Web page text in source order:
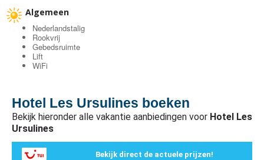
Algemeen
Nederlandstalig
Rookvrij
Gebedsruimte
Lift
WiFi
Hotel Les Ursulines boeken
Bekijk hieronder alle vakantie aanbiedingen voor Hotel Les
Ursulines
Bekijk direct de actuele prijzen!